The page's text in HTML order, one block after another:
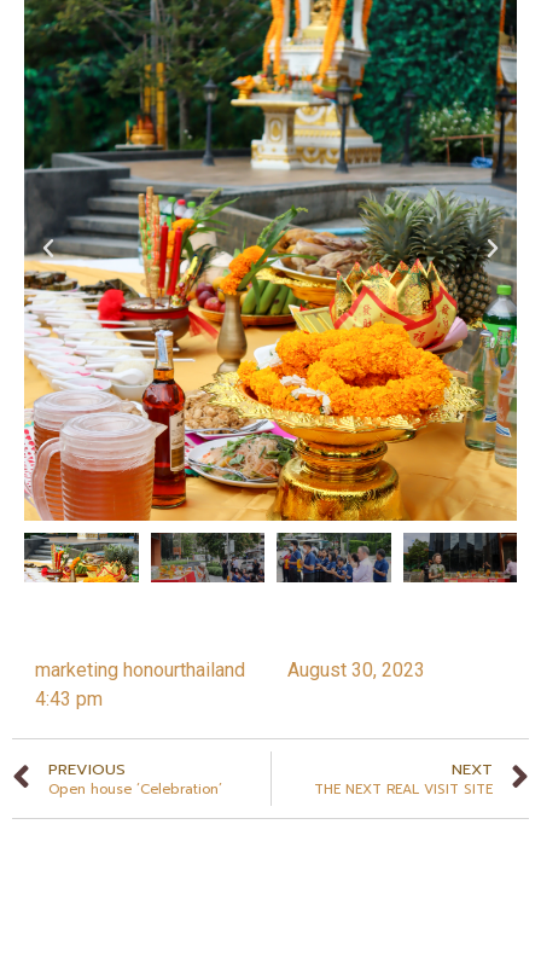
marketing honourthailand
August 30, 2023
4:43 pm
PREVIOUS
Open house ‘Celebration’
NEXT
THE NEXT REAL VISIT SITE